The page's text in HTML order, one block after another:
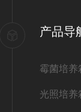
产品导
霉菌培养
光照培养